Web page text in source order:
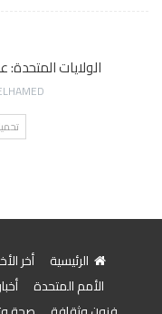
الولايات
الرئيسية أخر
الأمم المتحدة